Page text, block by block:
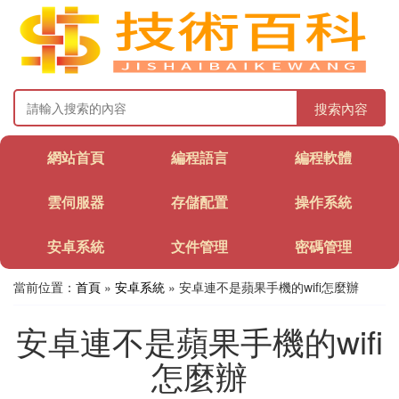
搜索內容
網站首頁 編程語言 編程軟體
雲伺服器 存儲配置 操作系統
安卓系統 文件管理 密碼管理
當前位置： 首頁 » 安卓系統 » 安卓連不是蘋果手機的wifi怎麼辦
安卓連不是蘋果手機的wifi
怎麼辦